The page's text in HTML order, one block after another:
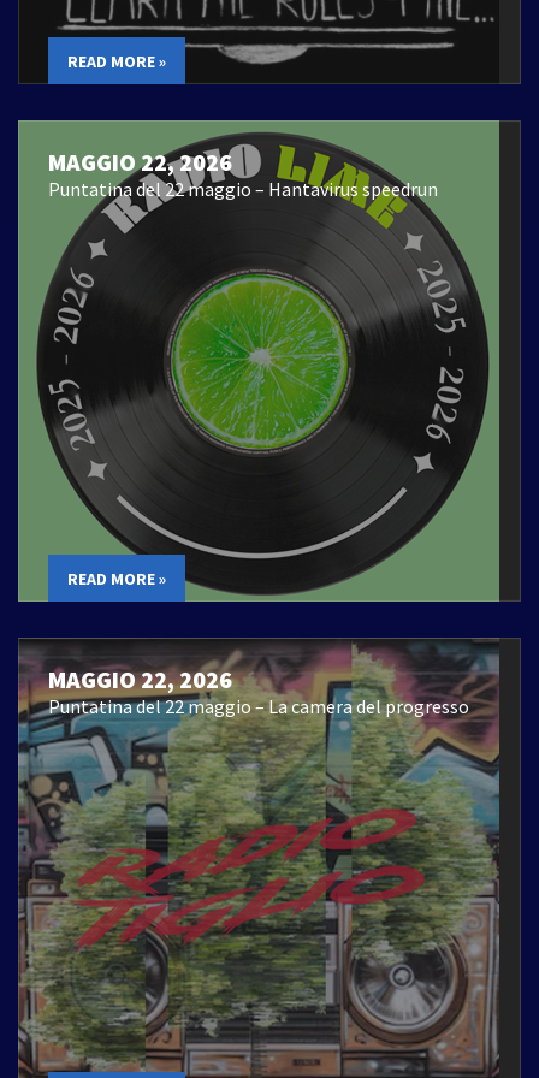
READ MORE »
MAGGIO 22, 2026
Puntatina del 22 maggio – Hantavirus speedrun
READ MORE »
MAGGIO 22, 2026
Puntatina del 22 maggio – La camera del progresso